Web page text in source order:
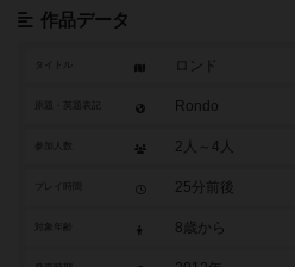
作品データ
タイトル ロンド
Rondo
参加人数 2人～4人
25分前後
8歳から